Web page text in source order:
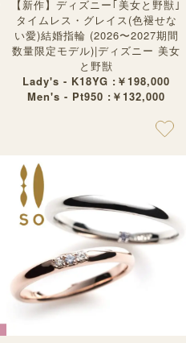
【新作】ディズニー｢美女と野獣｣
タイムレス・グレイス(色褪せな
い愛)結婚指輪 (2026〜2027期間
数量限定モデル)|ディズニー 美女
と野獣
Lady's - K18YG :￥198,000
Men's - Pt950 :￥132,000